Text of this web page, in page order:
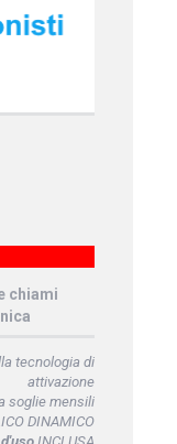
chiami
tecnologia di
attivazione
soglie mensili
DINAMICO